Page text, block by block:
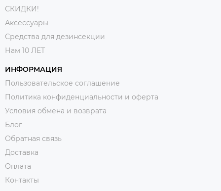
СКИДКИ!
Аксессуары
Средства для дезинсекции
Нам 10 ЛЕТ
ИНФОРМАЦИЯ
Пользовательское соглашение
Политика конфиденциальности и оферта
Условия обмена и возврата
Блог
Обратная связь
Доставка
Оплата
Контакты